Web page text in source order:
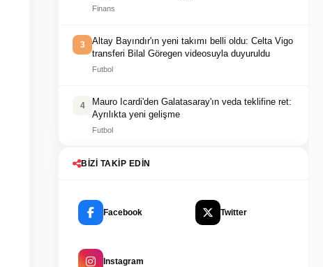
Finans
3
Altay Bayındır'ın yeni takımı belli oldu: Celta Vigo
transferi Bilal Göregen videosuyla duyuruldu
Futbol
4
Mauro Icardi'den Galatasaray'ın veda teklifine ret:
Ayrılıkta yeni gelişme
Futbol
BIZI TAKIP EDIN
Facebook Twitter
Instagram